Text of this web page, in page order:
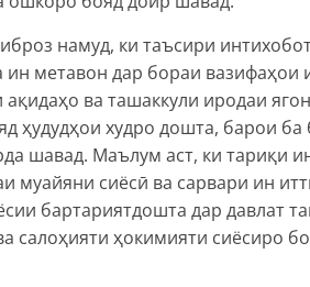
намуд, ки таъсири
ин метавон дар бораи вазифаҳои
ва ташаккули иродаи
ҳудудҳои худро дошта, барои
шавад. Маълум аст, ки тариқи
муайяни сиёсӣ ва сарвари ин
бартариятдошта дар давлат
салоҳияти ҳокимияти сиёсиро